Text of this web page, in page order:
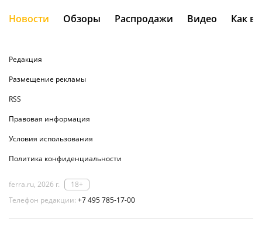
Новости Обзоры Распродажи Видео Как
Редакция
Размещение рекламы
RSS
Правовая информация
Условия использования
Политика конфиденциальности
ferra.ru, 2026 г.
18+
Телефон редакции: +7 495 785-17-00